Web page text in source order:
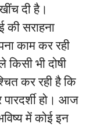
दी है।
की सराहना
काम कर रही
भी दोषी
कर रही है कि
पारदर्शी हो। आज
में कोई इन